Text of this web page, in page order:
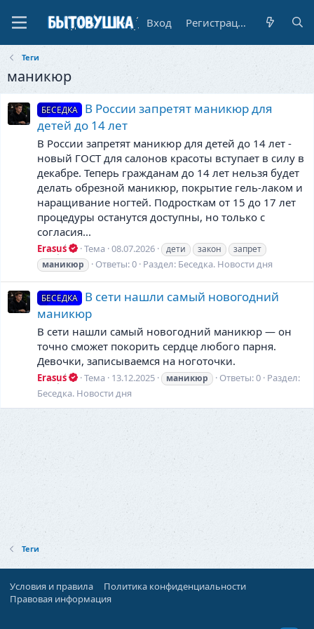
Вход Регистрация
Теги
маникюр
БЕСЕДКА
В России запретят маникюр для
детей до 14 лет
В России запретят маникюр для детей до 14 лет -
новый ГОСТ для салонов красоты вступает в силу в
декабре. Теперь гражданам до 14 лет нельзя будет
делать обрезной маникюр, покрытие гель-лаком и
наращивание ногтей. Подросткам от 15 до 17 лет
процедуры останутся доступны, но только с
согласия...
Erasus Тема 08.07.2026 дети закон
запрет
маникюр
Ответы: 0 Раздел: Беседка. Новости дня
БЕСЕДКА
В сети нашли самый новогодний
маникюр
В сети нашли самый новогодний маникюр — он
точно сможет покорить сердце любого парня.
Девочки, записываемся на ноготочки.
Erasus Тема 13.12.2025 маникюр Ответы: 0 Раздел:
Беседка. Новости дня
Теги
Условия и правила
Политика конфиденциальности
Правовая информация